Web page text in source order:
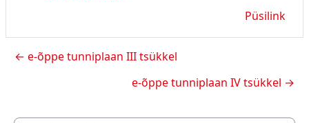
Püsilink
← e-õppe tunniplaan III tsükkel
e-õppe tunniplaan IV tsükkel →